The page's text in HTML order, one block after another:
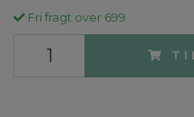
Fri fragt over 699